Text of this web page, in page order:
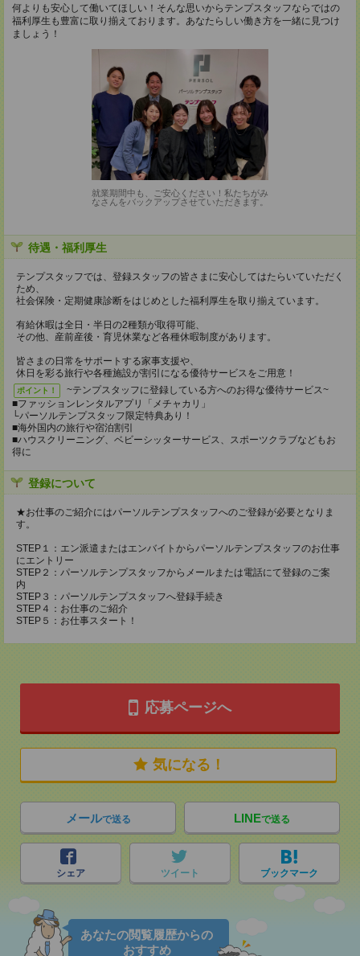
何よりも安心して働いてほしい！そんな思いからテンプスタッフならではの
福利厚生も豊富に取り揃えております。あなたらしい働き方を一緒に見つけ
ましょう！
就業期間中も、ご安心ください！私たちがみ
なさんをバックアップさせていただきます。
待遇・福利厚生
テンプスタッフでは、登録スタッフの皆さまに安心してはたらいていただく
ため、
社会保険・定期健康診断をはじめとした福利厚生を取り揃えています。
有給休暇は全日・半日の2種類が取得可能、
その他、産前産後・育児休業など各種休暇制度があります。
皆さまの日常をサポートする家事支援や、
休日を彩る旅行や各種施設が割引になる優待サービスをご用意！
ポイント！
~テンプスタッフに登録している方へのお得な優待サービス~
■ファッションレンタルアプリ「メチャカリ」
└パーソルテンプスタッフ限定特典あり！
■海外国内の旅行や宿泊割引
■ハウスクリーニング、ベビーシッターサービス、スポーツクラブなどもお
得に
登録について
★お仕事のご紹介にはパーソルテンプスタッフへのご登録が必要となりま
す。
STEP１：エン派遣またはエンバイトからパーソルテンプスタッフのお仕事
にエントリー
STEP２：パーソルテンプスタッフからメールまたは電話にて登録のご案
内
STEP３：パーソルテンプスタッフへ登録手続き
STEP４：お仕事のご紹介
STEP５：お仕事スタート！
応募ページへ
気になる！
メールで送る LINEで送る
シェア ツイート ブックマーク
あなたの閲覧履歴からの
おすすめ